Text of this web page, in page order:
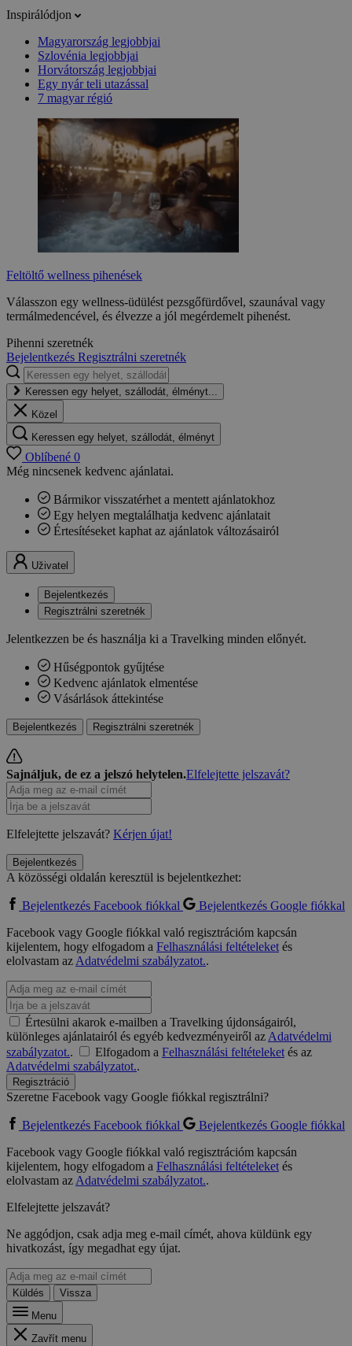
Inspirálódjon
Magyarország legjobbjai
Szlovénia legjobbjai
Horvátország legjobbjai
Egy nyár teli utazással
7 magyar régió
Feltöltő wellness pihenések
Válasszon egy wellness-üdülést pezsgőfürdővel, szaunával vagy
termálmedencével, és élvezze a jól megérdemelt pihenést.
Pihenni szeretnék
Bejelentkezés Regisztrálni szeretnék
Keressen egy helyet, szállodát, élményt...
Közel
Keressen egy helyet, szállodát, élményt
Oblíbené 0
Még nincsenek kedvenc ajánlatai.
Bármikor visszatérhet a mentett ajánlatokhoz
Egy helyen megtalálhatja kedvenc ajánlatait
Értesítéseket kaphat az ajánlatok változásairól
Uživatel
Bejelentkezés
Regisztrálni szeretnék
Jelentkezzen be és használja ki a Travelking minden előnyét.
Hűségpontok gyűjtése
Kedvenc ajánlatok elmentése
Vásárlások áttekintése
Bejelentkezés Regisztrálni szeretnék
Sajnáljuk, de ez a jelszó helytelen.Elfelejtette jelszavát?
Elfelejtette jelszavát? Kérjen újat!
Bejelentkezés
A közösségi oldalán keresztül is bejelentkezhet:
Bejelentkezés Facebook fiókkal
Bejelentkezés Google fiókkal
Facebook vagy Google fiókkal való regisztrációm kapcsán
kijelentem, hogy elfogadom a Felhasználási feltételeketés
elolvastam azAdatvédelmi szabályzatot..
Értesülni akarok e-mailben a Travelking újdonságairól,
különleges ajánlatairól és egyéb kedvezményeiről azAdatvédelmi
szabályzatot.. Elfogadom a Felhasználási feltételeketés az
Adatvédelmi szabályzatot..
Regisztráció
Szeretne Facebook vagy Google fiókkal regisztrálni?
Bejelentkezés Facebook fiókkal
Bejelentkezés Google fiókkal
Facebook vagy Google fiókkal való regisztrációm kapcsán
kijelentem, hogy elfogadom a Felhasználási feltételeketés
elolvastam azAdatvédelmi szabályzatot..
Elfelejtette jelszavát?
Ne aggódjon, csak adja meg e-mail címét, ahova küldünk egy
hivatkozást, így megadhat egy újat.
Küldés
Vissza
Menu
Zavřít menu